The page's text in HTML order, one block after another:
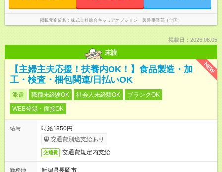
掲載元企業名 株式会社綜合キャリアオプション 製造事業部（全国）
掲載日：2026.08.05
未読
NEW
【主婦主夫応援！扶養内OK！】食品製造・加
工・検査・梱包関連/日払いOK
派遣 職種未経験OK 社会人未経験OK
ブランクOK
WEB登録・面接OK
給与
時給1350円
交通費別途支給あり
交通費 交通費規定内支給
勤務地
新潟県長岡市